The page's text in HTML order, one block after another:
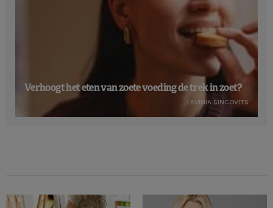
Verhoogt het eten van zoete voeding de trek in zoet?
LAVINIA SINCOVITS